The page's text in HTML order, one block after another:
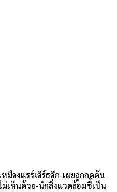
มืองแรร์เอิร์ธอีก-เผยถูกกดดัน
ห็นด้วย-นักสิ่งแวดล้อมชี้เป็น